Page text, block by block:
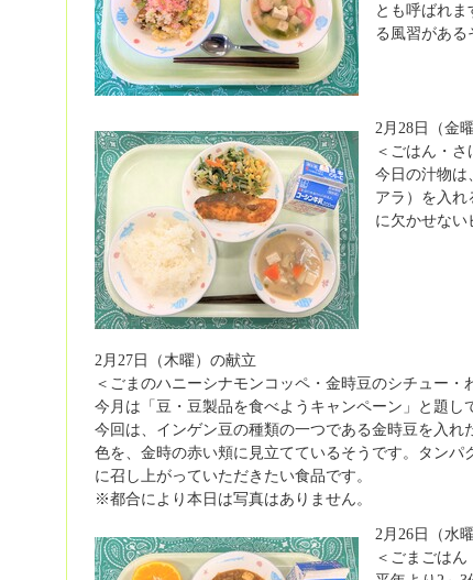
とも呼ばれ
る風習がある
2月28日（金
＜ごはん・
今日の汁物は
アラ）を入れ
に欠かせない
2月27日（木曜）の献立
＜ごまのハニーシナモンコッペ・金時豆のシチュー・
今月は「豆・豆製品を食べようキャンペーン」と題し
今回は、インゲン豆の種類の一つである金時豆を入
色を、金時の赤い頬に見立てているそうです。タン
に召し上がっていただきたい食品です。
※都合により本日は写真はありません。
2月26日（水
＜ごまごは